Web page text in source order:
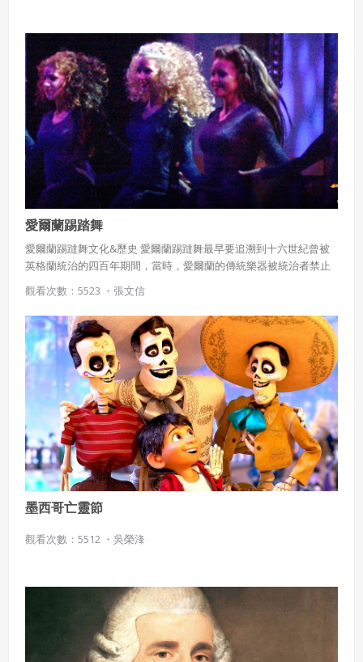
愛爾蘭踢踏舞
愛爾蘭踢躂舞文化&歷史 愛爾蘭踢躂舞最早要追溯到十六世紀曾被
英格蘭統治的四百年期間，當時，愛爾蘭的傳統樂器被統治者禁止
彈奏，因此許多愛爾蘭的家庭，都由父母以手腳打著拍子， 以嘴模
擬樂器聲音，用類似爵士口技手法代代傳授傳統音樂及舞蹈。 在統
治期間，為了不讓巡查的英格蘭軍隊隔窗發現愛爾蘭人的節慶聚
會，發展了上半身不動而以透過下半身的足部舞蹈來紓解民族情
懷。
觀看次數：5523 ・ 張文信
墨西哥亡靈節
觀看次數：5512 ・ 吳榮浲
本合約終止後，會員不得對吉寶系統公司主張任何費用、補
償或賠償。
七、合意管轄
雙方合意專以臺灣臺北地方法院為第一審管轄法
院。